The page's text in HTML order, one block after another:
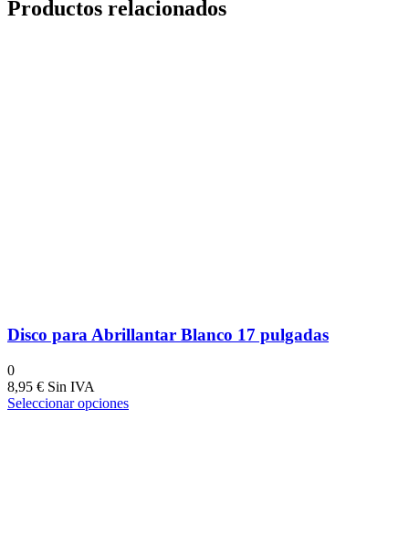
Productos relacionados
Disco para Abrillantar Blanco 17 pulgadas
0
8,95 €
Seleccionar opciones